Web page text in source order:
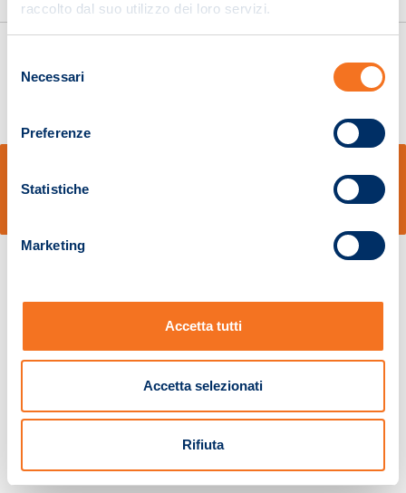
raccolto dal suo utilizzo dei loro servizi.
delNecessari
Preferenze
Statistiche
Marketing
Accetta tutti
Accetta selezionati
Rifiuta
Pistoia 01680210505 – R.E.A. n.155974 - Cap.Soc. € 2.000.000,00 i.v. La
Società adotta il Codice Etico D.lgs. 231/01